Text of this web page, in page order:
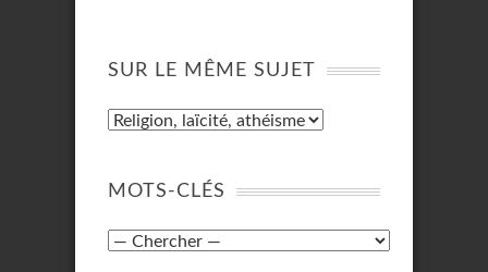
SUR LE MÊME SUJET
MOTS-CLÉS